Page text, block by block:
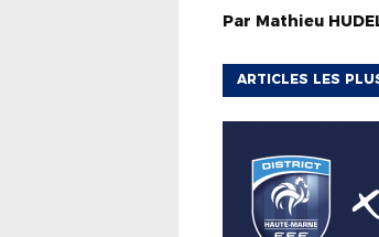
Par Mathieu
ARTICLES LES